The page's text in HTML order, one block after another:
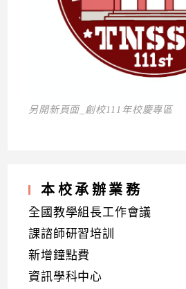
另開新頁面_創校111年校慶專區
本校承辦業務
全國教學組長工作會議
課諮師研習培訓
新增鐘點費
資訊學科中心